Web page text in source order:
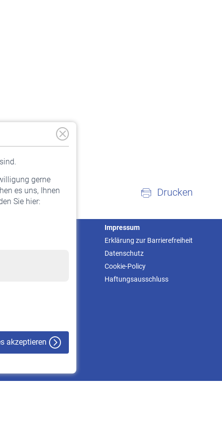
gerne
es uns, Ihnen
Sie hier:
akzeptieren
Drucken
Impressum
Erklärung zur Barrierefreiheit
Datenschutz
Cookie-Policy
Haftungsausschluss